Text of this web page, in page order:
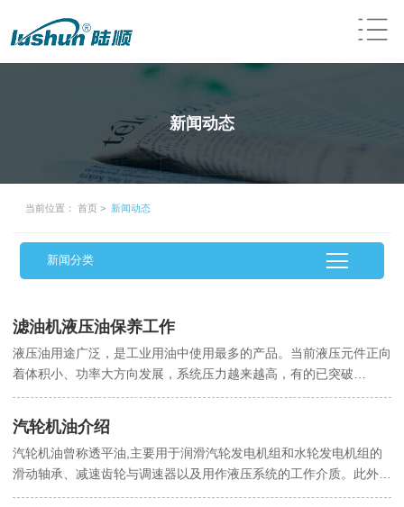
新闻动态
当前位置： 首页 > 新闻动态
新闻分类
滤油机液压油保养工作
液压油用途广泛，是工业用油中使用最多的产品。当前液压元件正向
着体积小、功率大方向发展，系统压力越来越高，有的已突破
50MPa。为此，普通型的L-HL系列已经趋于淘汰，抗磨型L-HM系列
应用更多。
汽轮机油介绍
汽轮机油曾称透平油,主要用于润滑汽轮发电机组和水轮发电机组的
滑动轴承、减速齿轮与调速器以及用作液压系统的工作介质。此外汽
轮机油还广泛用于大、中型船舶、军舰的汽轮机、工业燃气轮机以及